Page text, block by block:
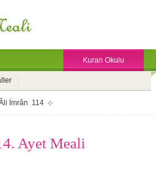
Kuran Okulu
İmrân 114
Ayet Meali